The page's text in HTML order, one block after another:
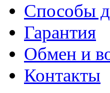
Способы
Гарантия
Обмен и
Контакты